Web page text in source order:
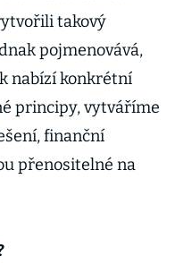
takový
pojmenovává,
nabízí konkrétní
principy, vytváříme
finanční
přenositelné na